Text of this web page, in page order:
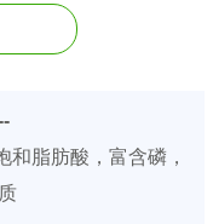
和脂肪酸，富含磷，